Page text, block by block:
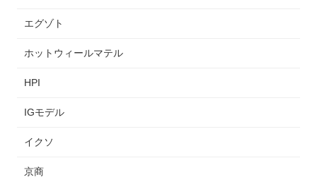
エグゾト
ホットウィールマテル
HPI
IGモデル
イクソ
京商